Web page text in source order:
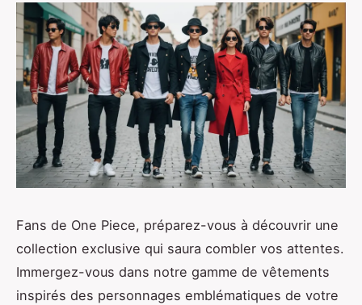
Fans de One Piece, préparez-vous à découvrir une
collection exclusive qui saura combler vos attentes.
Immergez-vous dans notre gamme de vêtements
inspirés des personnages emblématiques de votre